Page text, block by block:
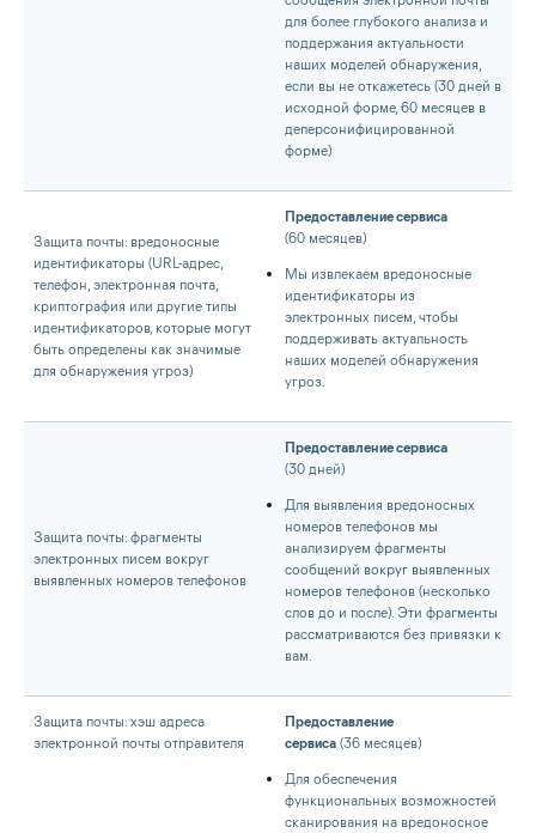
для более глубокого анализа и
поддержания актуальности
наших моделей обнаружения,
если вы не откажетесь (30 дней в
исходной форме, 60 месяцев в
деперсонифицированной
форме)
Защита почты: вредоносные
идентификаторы (URL-адрес,
телефон, электронная почта,
криптография или другие типы
идентификаторов, которые могут
быть определены как значимые
для обнаружения угроз)
Предоставление сервиса
(60 месяцев)
Мы извлекаем вредоносные
идентификаторы из
электронных писем, чтобы
поддерживать актуальность
наших моделей обнаружения
угроз.
Защита почты: фрагменты
электронных писем вокруг
выявленных номеров телефонов
Предоставление сервиса
(30 дней)
Для выявления вредоносных
номеров телефонов мы
анализируем фрагменты
сообщений вокруг выявленных
номеров телефонов (несколько
слов до и после). Эти фрагменты
рассматриваются без привязки к
вам.
Защита почты: хэш адреса
электронной почты отправителя
Предоставление
сервиса (36 месяцев)
Для обеспечения
функциональных возможностей
сканирования на вредоносное